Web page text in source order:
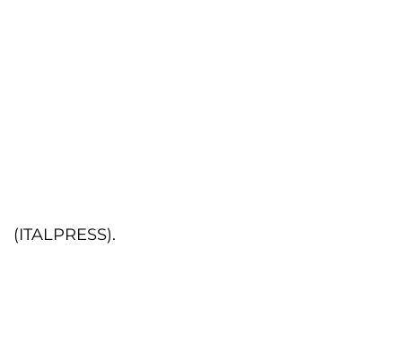
(ITALPRESS).